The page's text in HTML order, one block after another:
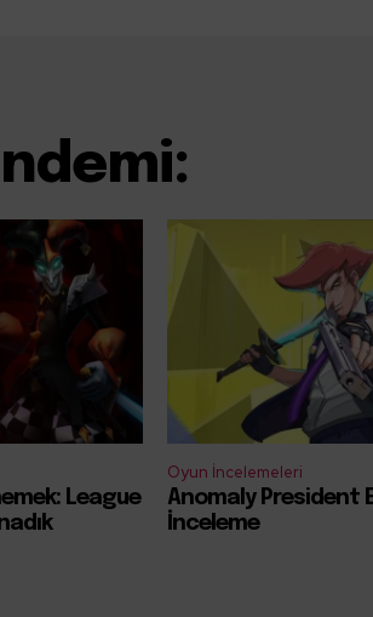
League
Oyun İncelemeleri
Anomaly President
İnceleme